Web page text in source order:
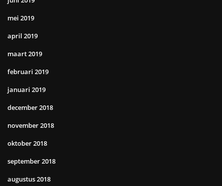
mei 2019
april 2019
maart 2019
februari 2019
januari 2019
december 2018
november 2018
oktober 2018
september 2018
augustus 2018